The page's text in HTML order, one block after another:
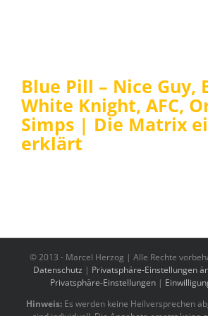
Blue Pill – Nice Guy,
White Knight, AFC,
Simps | Die Matrix
erklärt
© 2013 - Marcel Herzog | Alle Rechte
Datenschutz | Privatsphäre-Einstellungen
Privatsphäre-Einstellungen|
Hinweis: Es werden keine Heilversprechen